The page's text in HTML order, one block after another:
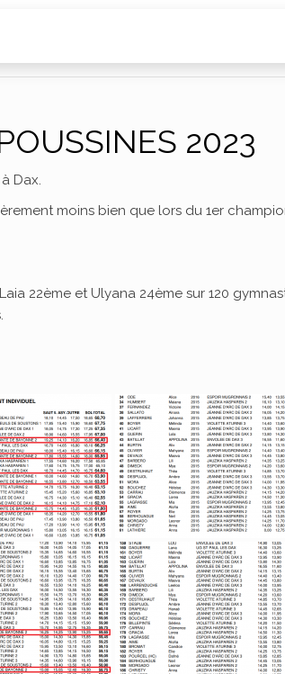
2023
Dax.
moins bien que lors du 1er
22ème et Ulyana 24ème sur 120